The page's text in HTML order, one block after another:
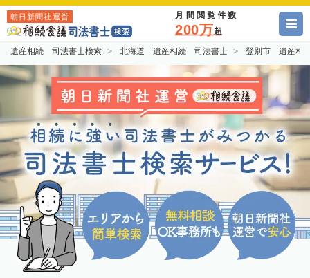
朝日新聞社運営 月間閲覧件数
200万超
遺産相続 司法書士検索 北海道 遺産相続 司法書士 登別市 遺産相